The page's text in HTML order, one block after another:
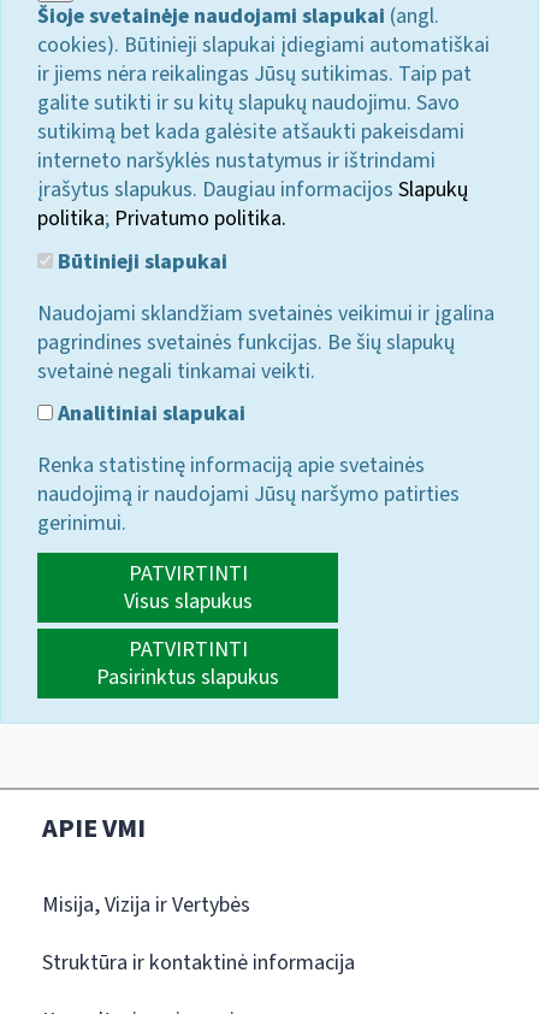
Šioje svetainėje naudojami slapukai (angl.
cookies). Būtinieji slapukai įdiegiami automatiškai
ir jiems nėra reikalingas Jūsų sutikimas. Taip pat
galite sutikti ir su kitų slapukų naudojimu. Savo
sutikimą bet kada galėsite atšaukti pakeisdami
interneto naršyklės nustatymus ir ištrindami
įrašytus slapukus. Daugiau informacijos Slapukų
politika; Privatumo politika.
Būtinieji slapukai
Naudojami sklandžiam svetainės veikimui ir įgalina
pagrindines svetainės funkcijas. Be šių slapukų
svetainė negali tinkamai veikti.
Analitiniai slapukai
Renka statistinę informaciją apie svetainės
naudojimą ir naudojami Jūsų naršymo patirties
gerinimui.
PATVIRTINTI
Visus slapukus
PATVIRTINTI
Pasirinktus slapukus
APIE VMI
Misija, Vizija ir Vertybės
Struktūra ir kontaktinė informacija